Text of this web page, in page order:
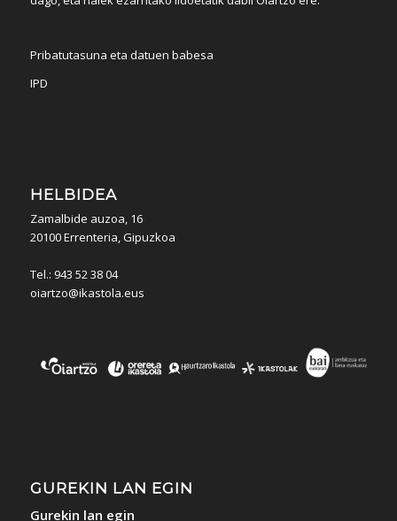
Pribatutasuna eta datuen babesa
IPD
HELBIDEA
Zamalbide auzoa, 16
20100 Errenteria, Gipuzkoa
Tel.: 943 52 38 04
oiartzo@ikastola.eus
GUREKIN LAN EGIN
Gurekin lan egin